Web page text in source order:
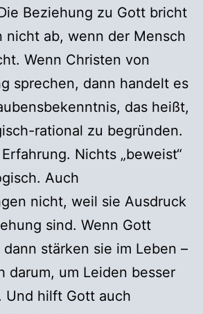
Beziehung zu Gott bricht
nicht ab, wenn der Mensch
Wenn Christen von
sprechen, dann handelt es
das heißt,
rational zu begründen.
Nichts „beweist“
Auch
nicht, weil sie Ausdruck
sind. Wenn Gott
stärken sie im Leben –
darum, um Leiden besser
Und hilft Gott auch